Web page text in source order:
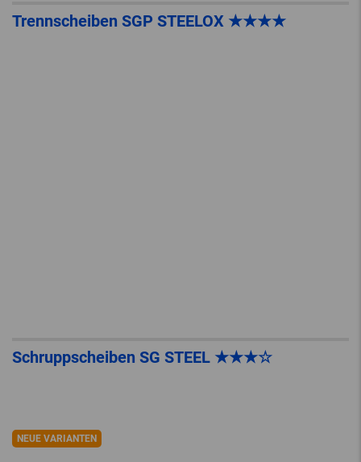
Trennscheiben SGP STEELOX ★★★★
Schruppscheiben SG STEEL ★★★☆
NEUE VARIANTEN